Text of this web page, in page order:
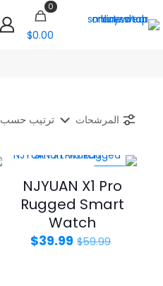
0
$0.00
المرشحات
NJYUAN X1 Pro
Rugged Smart
Watch
$59.99
السعر $39.99